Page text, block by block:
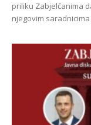
priliku Zabjelčanima
njegovim